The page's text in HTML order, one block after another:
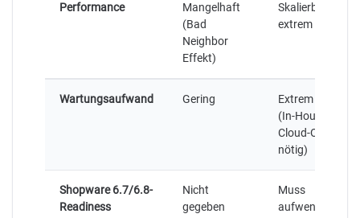
Performance
Mangelhaft
(Bad
Neighbor
Effekt)
Skalierbar, aber
extrem komplex
Wartungsaufwand Gering
Extrem hoch
(In-House
Cloud-Ops
nötig)
Shopware 6.7/6.8-
Readiness
Nicht
gegeben
Muss
aufwendig